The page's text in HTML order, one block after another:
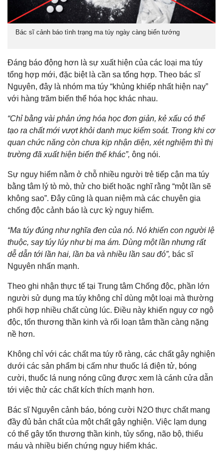
Bác sĩ cảnh báo tình trạng ma túy ngày càng biến tướng
Đáng báo động hơn là sự xuất hiện của các loại ma túy
tổng hợp mới, đặc biệt là cần sa tổng hợp. Theo bác sĩ
Nguyên, đây là nhóm ma túy “khủng khiếp nhất hiện nay”
với hàng trăm biến thể hóa học khác nhau.
“Chỉ bằng vài phản ứng hóa học đơn giản, kẻ xấu có thể
tạo ra chất mới vượt khỏi danh mục kiểm soát. Trong khi cơ
quan chức năng còn chưa kịp nhận diện, xét nghiệm thì thị
trường đã xuất hiện biến thể khác”, ông nói.
Sự nguy hiểm nằm ở chỗ nhiều người trẻ tiếp cận ma túy
bằng tâm lý tò mò, thử cho biết hoặc nghĩ rằng “một lần sẽ
không sao”. Đây cũng là quan niệm mà các chuyên gia
chống độc cảnh báo là cực kỳ nguy hiểm.
“Ma túy đúng như nghĩa đen của nó. Nó khiến con người lệ
thuộc, say túy lúy như bị ma ám. Dùng một lần nhưng rất
dễ dẫn tới lần hai, lần ba và nhiều lần sau đó”, bác sĩ
Nguyên nhấn mạnh.
Theo ghi nhận thực tế tại Trung tâm Chống độc, phần lớn
người sử dụng ma túy không chỉ dùng một loại mà thường
phối hợp nhiều chất cùng lúc. Điều này khiến nguy cơ ngộ
độc, tổn thương thần kinh và rối loạn tâm thần càng nặng
nề hơn.
Không chỉ với các chất ma túy rõ ràng, các chất gây nghiện
dưới các sản phẩm bị cấm như thuốc lá điện tử, bóng
cười, thuốc lá nung nóng cũng được xem là cánh cửa dẫn
tới việc thử các chất kích thích mạnh hơn.
Bác sĩ Nguyên cảnh báo, bóng cười N2O thực chất mang
đầy đủ bản chất của một chất gây nghiện. Việc lạm dụng
có thể gây tổn thương thần kinh, tủy sống, não bộ, thiếu
máu và nhiều biến chứng nguy hiểm khác.